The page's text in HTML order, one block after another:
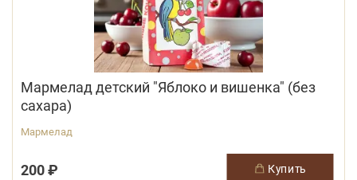
Мармелад детский "Яблоко и вишенка" (без
сахара)
Мармелад
200 ₽ купить